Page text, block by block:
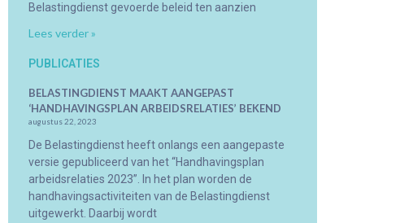
Belastingdienst gevoerde beleid ten aanzien
Lees verder »
PUBLICATIES
BELASTINGDIENST MAAKT AANGEPAST
‘HANDHAVINGSPLAN ARBEIDSRELATIES’ BEKEND
augustus 22, 2023
De Belastingdienst heeft onlangs een aangepaste
versie gepubliceerd van het “Handhavingsplan
arbeidsrelaties 2023”. In het plan worden de
handhavingsactiviteiten van de Belastingdienst
uitgewerkt. Daarbij wordt